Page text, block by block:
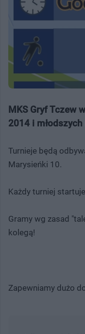
MKS Gryf Tczew
2014 i
Turnieje będą
Marysieńki 10.
Każdy turniej
Gramy wg zasad
kolegą!
Zapewniamy dużo